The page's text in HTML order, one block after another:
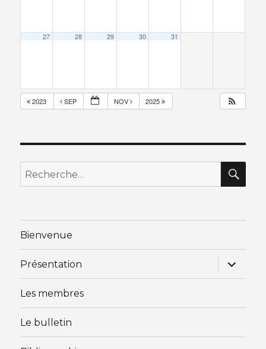
27 28 29 30 31
2023 SEP NOV 2025
Recherche
pour
Bienvenue
Présentation
ouvrir
le
sous-
Les membres
Le bulletin